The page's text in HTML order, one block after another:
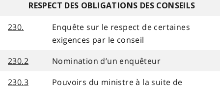
RESPECT DES OBLIGATIONS DES CONSEILS
230.
Enquête sur le respect de certaines
exigences par le conseil
230.2
Nomination d’un enquêteur
230.3
Pouvoirs du ministre à la suite de